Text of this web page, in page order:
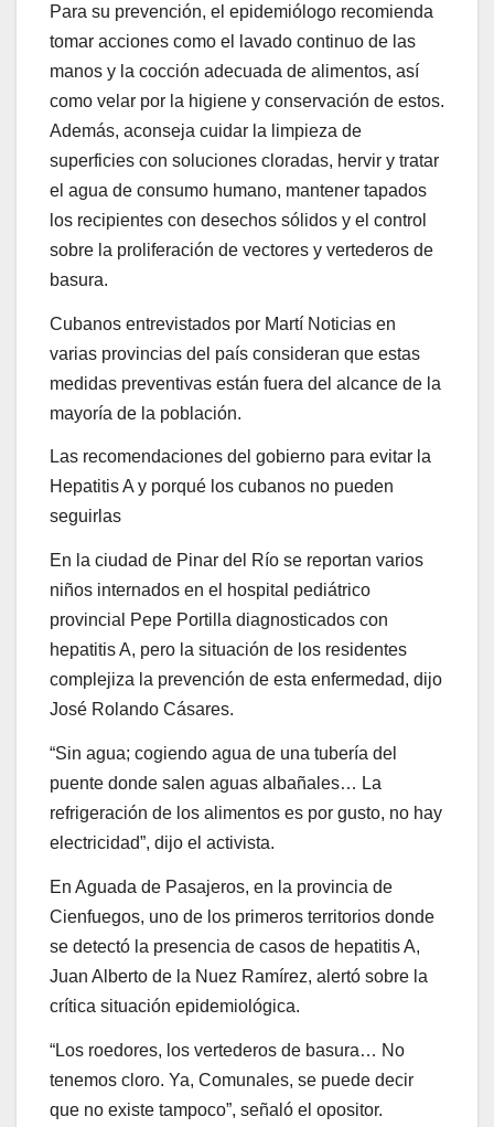
Para su prevención, el epidemiólogo recomienda
tomar acciones como el lavado continuo de las
manos y la cocción adecuada de alimentos, así
como velar por la higiene y conservación de estos.
Además, aconseja cuidar la limpieza de
superficies con soluciones cloradas, hervir y tratar
el agua de consumo humano, mantener tapados
los recipientes con desechos sólidos y el control
sobre la proliferación de vectores y vertederos de
basura.
Cubanos entrevistados por Martí Noticias en
varias provincias del país consideran que estas
medidas preventivas están fuera del alcance de la
mayoría de la población.
Las recomendaciones del gobierno para evitar la
Hepatitis A y porqué los cubanos no pueden
seguirlas
En la ciudad de Pinar del Río se reportan varios
niños internados en el hospital pediátrico
provincial Pepe Portilla diagnosticados con
hepatitis A, pero la situación de los residentes
complejiza la prevención de esta enfermedad, dijo
José Rolando Cásares.
“Sin agua; cogiendo agua de una tubería del
puente donde salen aguas albañales… La
refrigeración de los alimentos es por gusto, no hay
electricidad”, dijo el activista.
En Aguada de Pasajeros, en la provincia de
Cienfuegos, uno de los primeros territorios donde
se detectó la presencia de casos de hepatitis A,
Juan Alberto de la Nuez Ramírez, alertó sobre la
crítica situación epidemiológica.
“Los roedores, los vertederos de basura… No
tenemos cloro. Ya, Comunales, se puede decir
que no existe tampoco”, señaló el opositor.